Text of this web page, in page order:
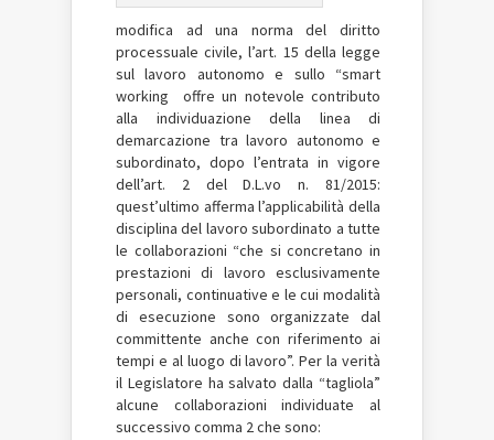
modifica ad una norma del diritto
processuale civile, l’art. 15 della legge
sul lavoro autonomo e sullo “smart
working
offre un notevole contributo
alla individuazione della linea di
demarcazione tra lavoro autonomo e
subordinato, dopo l’entrata in vigore
dell’art. 2 del D.L.vo n. 81/2015:
quest’ultimo afferma l’applicabilità della
disciplina del lavoro subordinato a tutte
le collaborazioni “che si concretano in
prestazioni di lavoro esclusivamente
personali, continuative e le cui modalità
di esecuzione sono organizzate dal
committente anche con riferimento ai
tempi e al luogo di lavoro”. Per la verità
il Legislatore ha salvato dalla “tagliola”
alcune collaborazioni individuate al
successivo comma 2 che sono: